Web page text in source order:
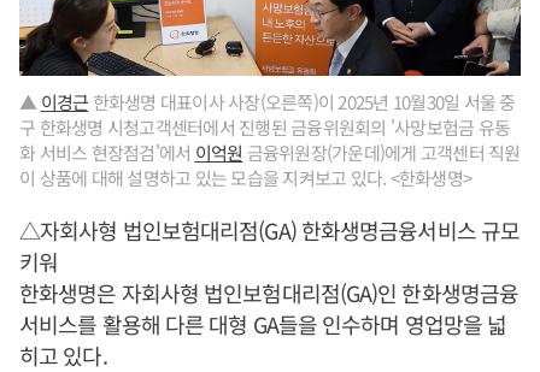
▲ 이경근 한화생명 대표이사 사장(오른쪽)이 2025년 10월30일 서울 중
구 한화생명 시청고객센터에서 진행된 금융위원회의 '사망보험금 유동
화 서비스 현장점검'에서 이억원 금융위원장(가운데)에게 고객센터 직원
이 상품에 대해 설명하고 있는 모습을 지켜보고 있다. <한화생명>
△자회사형 법인보험대리점(GA) 한화생명금융서비스 규모
키워
한화생명은 자회사형 법인보험대리점(GA)인 한화생명금융
서비스를 활용해 다른 대형 GA들을 인수하며 영업망을 넓
히고 있다.